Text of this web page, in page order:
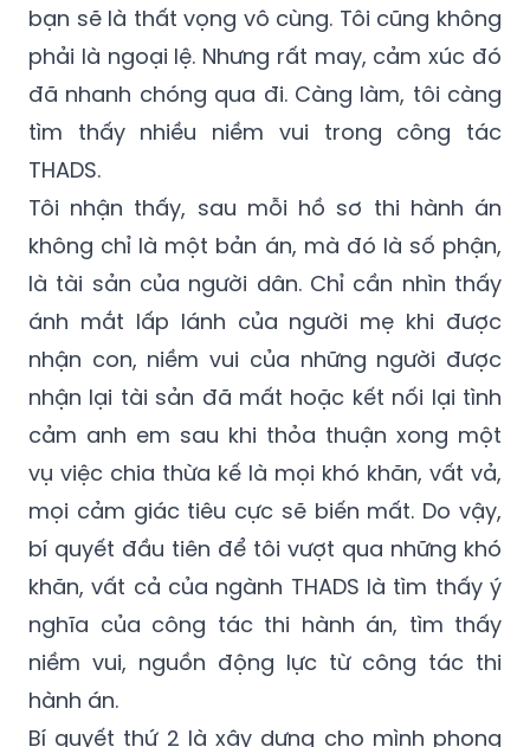
bạn sẽ là thất vọng vô cùng. Tôi cũng không
phải là ngoại lệ. Nhưng rất may, cảm xúc đó
đã nhanh chóng qua đi. Càng làm, tôi càng
tìm thấy nhiều niềm vui trong công tác
THADS.
Tôi nhận thấy, sau mỗi hồ sơ thi hành án
không chỉ là một bản án, mà đó là số phận,
là tài sản của người dân. Chỉ cần nhìn thấy
ánh mắt lấp lánh của người mẹ khi được
nhận con, niềm vui của những người được
nhận lại tài sản đã mất hoặc kết nối lại tình
cảm anh em sau khi thỏa thuận xong một
vụ việc chia thừa kế là mọi khó khăn, vất vả,
mọi cảm giác tiêu cực sẽ biến mất. Do vậy,
bí quyết đầu tiên để tôi vượt qua những khó
khăn, vất cả của ngành THADS là tìm thấy ý
nghĩa của công tác thi hành án, tìm thấy
niềm vui, nguồn động lực từ công tác thi
hành án.
Bí quyết thứ 2 là xây dựng cho mình phong